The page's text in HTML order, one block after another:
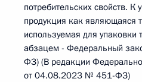
потребительских свойств. К
продукция как являющаяся
используемая для упаковки
абзацем - Федеральный
ФЗ) (В редакции
от 04.08.2023 № 451-ФЗ)